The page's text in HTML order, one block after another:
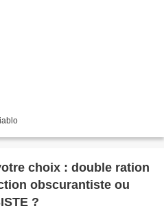
: double ration
obscurantiste ou
?